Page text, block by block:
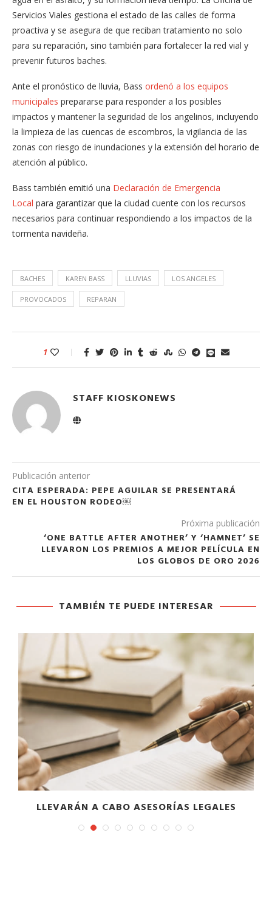
Servicios Viales gestiona el estado de las calles de forma
proactiva y se asegura de que reciban tratamiento no solo
para su reparación, sino también para fortalecer la red vial y
prevenir futuros baches.
Ante el pronóstico de lluvia, Bass ordenó a los equipos
municipales prepararse para responder a los posibles
impactos y mantener la seguridad de los angelinos, incluyendo
la limpieza de las cuencas de escombros, la vigilancia de las
zonas con riesgo de inundaciones y la extensión del horario de
atención al público.
Bass también emitió una Declaración de Emergencia
Local para garantizar que la ciudad cuente con los recursos
necesarios para continuar respondiendo a los impactos de la
tormenta navideña.
BACHES KAREN BASS LLUVIAS LOS ANGELES
PROVOCADOS REPARAN
1
STAFF KIOSKONEWS
Publicación anterior
CITA ESPERADA: PEPE AGUILAR SE PRESENTARÁ
EN EL HOUSTON RODEO￼
Próxima publicación
‘ONE BATTLE AFTER ANOTHER’ Y ‘HAMNET’ SE
LLEVARON LOS PREMIOS A MEJOR PELÍCULA EN
LOS GLOBOS DE ORO 2026
TAMBIÉN TE PUEDE INTERESAR
LLEVARÁN A CABO ASESORÍAS LEGALES